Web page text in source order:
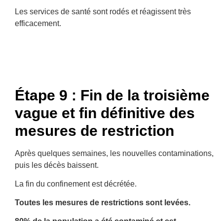
Les services de santé sont rodés et réagissent très
efficacement.
Étape 9 : Fin de la troisième
vague et fin définitive des
mesures de restriction
Après quelques semaines, les nouvelles contaminations,
puis les décès baissent.
La fin du confinement est décrétée.
Toutes les mesures de restrictions sont levées.